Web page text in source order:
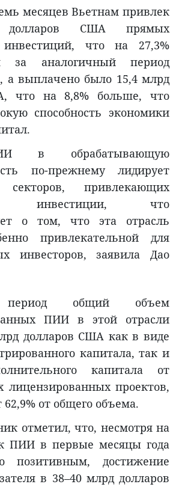
месяцев Вьетнам привлек
США прямых
инвестиций, что на 27,3%
за аналогичный период
а выплачено было 15,4 млрд
что на 8,8% больше, что
способность экономики
в обрабатывающую
по-прежнему лидирует
привлекающих
инвестиции, что
о том, что эта отрасль
привлекательной для
инвесторов, заявила Дао
общий объем
ПИИ в этой отрасли
долларов США как в виде
капитала, так и
капитала от
лицензированных проектов,
62,9% от общего объема.
отметил, что, несмотря на
ПИИ в первые месяцы года
позитивным, достижение
в 38–40 млрд долларов